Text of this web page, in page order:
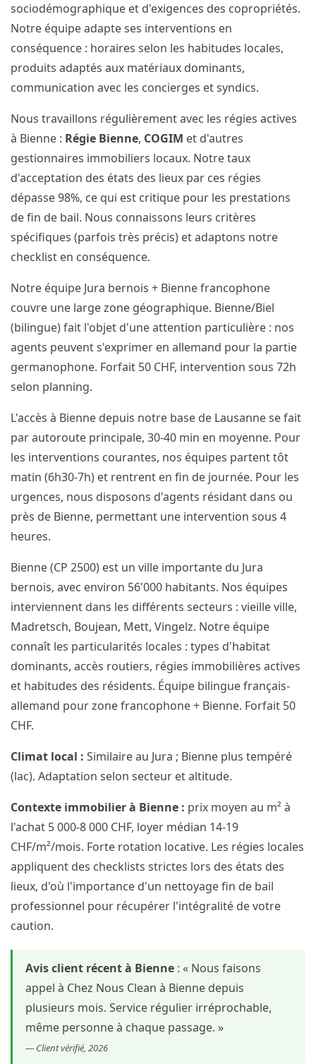
sociodémographique et d'exigences des copropriétés.
Notre équipe adapte ses interventions en
conséquence : horaires selon les habitudes locales,
produits adaptés aux matériaux dominants,
communication avec les concierges et syndics.
Nous travaillons régulièrement avec les régies actives
à Bienne : Régie Bienne, COGIM et d'autres
gestionnaires immobiliers locaux. Notre taux
d'acceptation des états des lieux par ces régies
dépasse 98%, ce qui est critique pour les prestations
de fin de bail. Nous connaissons leurs critères
spécifiques (parfois très précis) et adaptons notre
checklist en conséquence.
Notre équipe Jura bernois + Bienne francophone
couvre une large zone géographique. Bienne/Biel
(bilingue) fait l'objet d'une attention particulière : nos
agents peuvent s'exprimer en allemand pour la partie
germanophone. Forfait 50 CHF, intervention sous 72h
selon planning.
L'accès à Bienne depuis notre base de Lausanne se fait
par autoroute principale, 30-40 min en moyenne. Pour
les interventions courantes, nos équipes partent tôt
matin (6h30-7h) et rentrent en fin de journée. Pour les
urgences, nous disposons d'agents résidant dans ou
près de Bienne, permettant une intervention sous 4
heures.
Bienne (CP 2500) est un ville importante du Jura
bernois, avec environ 56'000 habitants. Nos équipes
interviennent dans les différents secteurs : vieille ville,
Madretsch, Boujean, Mett, Vingelz. Notre équipe
connaît les particularités locales : types d'habitat
dominants, accès routiers, régies immobilières actives
et habitudes des résidents. Équipe bilingue français-
allemand pour zone francophone + Bienne. Forfait 50
CHF.
Climat local : Similaire au Jura ; Bienne plus tempéré
(lac). Adaptation selon secteur et altitude.
Contexte immobilier à Bienne : prix moyen au m² à
l'achat 5 000-8 000 CHF, loyer médian 14-19
CHF/m²/mois. Forte rotation locative. Les régies locales
appliquent des checklists strictes lors des états des
lieux, d'où l'importance d'un nettoyage fin de bail
professionnel pour récupérer l'intégralité de votre
caution.
Avis client récent à Bienne : « Nous faisons
appel à Chez Nous Clean à Bienne depuis
plusieurs mois. Service régulier irréprochable,
même personne à chaque passage. »
— Client vérifié, 2026